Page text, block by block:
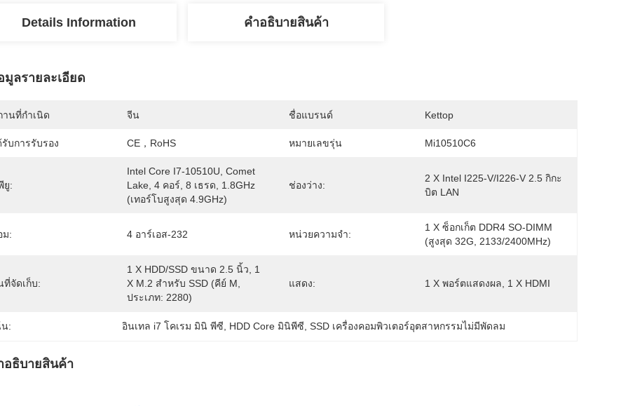
Details Information คําอธิบายสินค้า
มูลรายละเอียด
านที่กำเนิด จีน ชื่อแบรนด์ Kettop
รับการรับรอง CE，RoHS หมายเลขรุ่น Mi10510C6
ยู:
Intel Core I7-10510U, Comet
Lake, 4 คอร์, 8 เธรด, 1.8GHz
(เทอร์โบสูงสุด 4.9GHz)
ช่องว่าง:
2 X Intel I225-V/I226-V 2.5 กิกะ
บิต LAN
ม: 4 อาร์เอส-232 หน่วยความจำ:
1 X ซ็อกเก็ต DDR4 SO-DIMM
(สูงสุด 32G, 2133/2400MHz)
ที่จัดเก็บ:
1 X HDD/SSD ขนาด 2.5 นิ้ว, 1
X M.2 สำหรับ SSD (คีย์ M,
ประเภท: 2280)
แสดง: 1 X พอร์ตแสดงผล, 1 X HDMI
น: อินเทล i7 โคเรม มินิ พีซี HDD Core มินิพีซี , SSD เครื่องคอมพิวเตอร์อุตสาหกรรมไม่มีพัดลม
อธิบายสินค้า